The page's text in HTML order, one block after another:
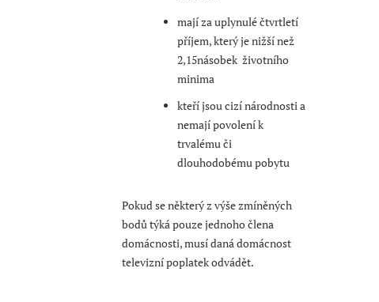
mají za uplynulé čtvrtletí
příjem, který je nižší než
2,15násobek životního
minima
kteří jsou cizí národnosti a
nemají povolení k
trvalému či
dlouhodobému pobytu
Pokud se některý z výše zmíněných
bodů týká pouze jednoho člena
domácnosti, musí daná domácnost
televizní poplatek odvádět.